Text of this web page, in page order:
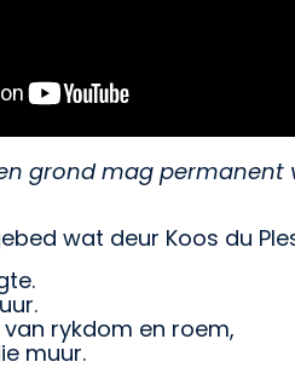
grond mag permanent
wat deur Koos du
rykdom en roem,
muur.